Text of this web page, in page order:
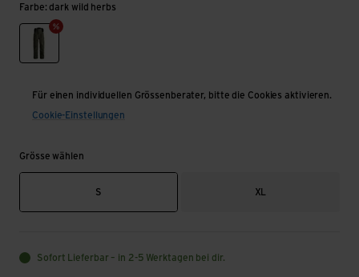
Farbe: dark wild herbs
Für einen individuellen Grössenberater, bitte die Cookies aktivieren.
Cookie-Einstellungen
Grösse wählen
S XL
Sofort Lieferbar – in 2-5 Werktagen bei dir.